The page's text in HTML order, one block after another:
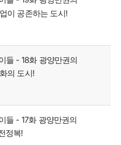
이 공존하는 도시!
들 - 18화 광양만권의
의 도시!
들 - 17화 광양만권의
정복!